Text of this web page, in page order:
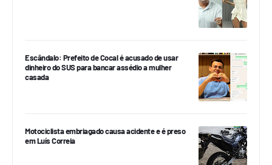
Escândalo: Prefeito de Cocal é acusado de usar
dinheiro do SUS para bancar assédio a mulher
casada
Motociclista embriagado causa acidente e é preso
em Luís Correia